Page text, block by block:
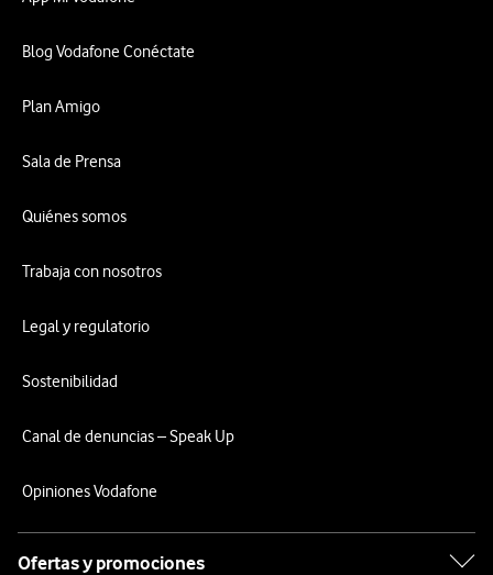
Blog Vodafone Conéctate
Plan Amigo
Sala de Prensa
Quiénes somos
Trabaja con nosotros
Legal y regulatorio
Sostenibilidad
Canal de denuncias – Speak Up
Opiniones Vodafone
Ofertas y promociones